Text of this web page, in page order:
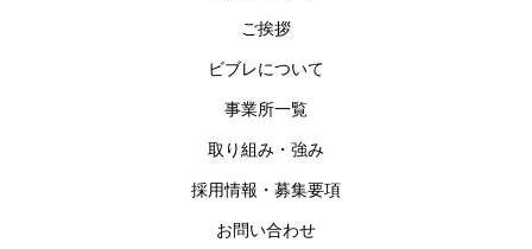
ご挨拶
ビブレについて
事業所一覧
取り組み・強み
採用情報・募集要項
お問い合わせ